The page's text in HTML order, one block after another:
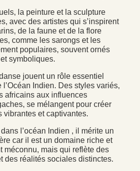
la peinture et la sculpture
avec des artistes qui s’inspirent
de la faune et de la flore
comme les sarongs et les
populaires, souvent ornés
symboliques.
jouent un rôle essentiel
Indien. Des styles variés,
africains aux influences
se mélangent pour créer
vibrantes et captivantes.
l’océan Indien , il mérite un
car il est un domaine riche et
méconnu, mais qui reflète des
des réalités sociales distinctes.